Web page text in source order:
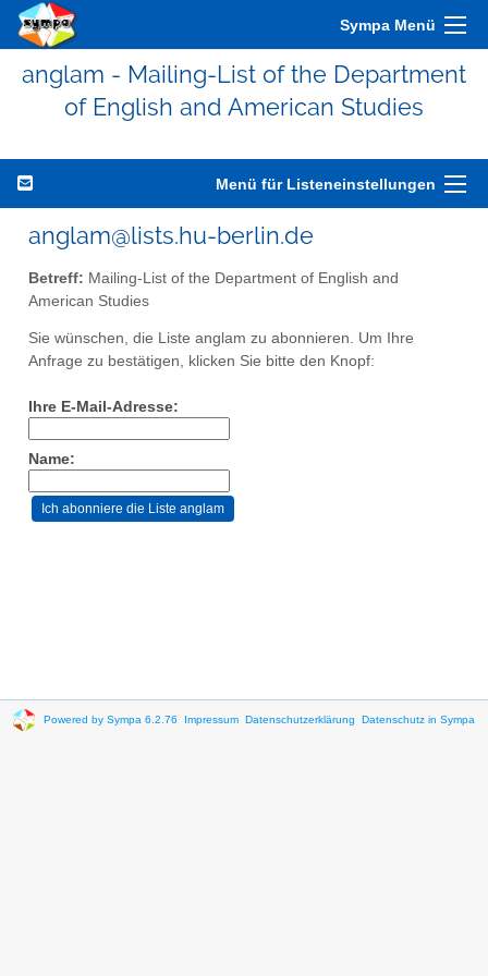
Sympa Menü
anglam - Mailing-List of the Department
of English and American Studies
Menü für Listeneinstellungen
anglam@lists.hu-berlin.de
Betreff: Mailing-List of the Department of English and
American Studies
Sie wünschen, die Liste anglam zu abonnieren. Um Ihre
Anfrage zu bestätigen, klicken Sie bitte den Knopf:
Ihre E-Mail-Adresse:
Name:
Powered by Sympa 6.2.76 Impressum Datenschutzerklärung Datenschutz in Sympa